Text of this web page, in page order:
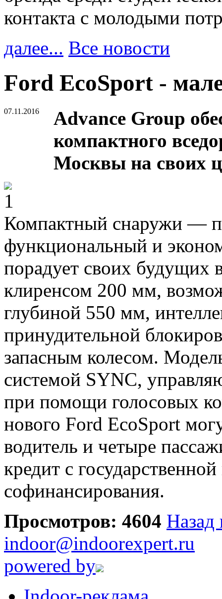
контакта с молодыми
далее... Все новости
Ford EcoSport -
07.11.2016
Advance Group
компактного
Москвы на своих
Компактный снаружи —
функциональный и
порадует своих будущих
клиренсом 200 мм,
глубиной 550 мм,
принудительной
запасным колесом.
системой SYNC,
при помощи голосовых
нового Ford EcoSport
водитель и четыре
кредит с
софинансирования.
Просмотров: 4604 Назад
indoor@indoorexpert.ru
powered by